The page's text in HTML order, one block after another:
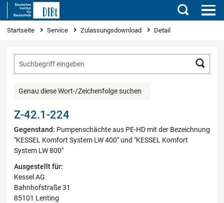
Suchen
Sie sind hier
Startseite Service Zulassungsdownload Detail
Genau diese Wort-/Zeichenfolge suchen
Z-42.1-224
Gegenstand: Pumpenschächte aus PE-HD mit der Bezeichnung
"KESSEL Komfort System LW 400" und "KESSEL Komfort
System LW 800"
Ausgestellt für:
Kessel AG
Bahnhofstraße 31
85101 Lenting